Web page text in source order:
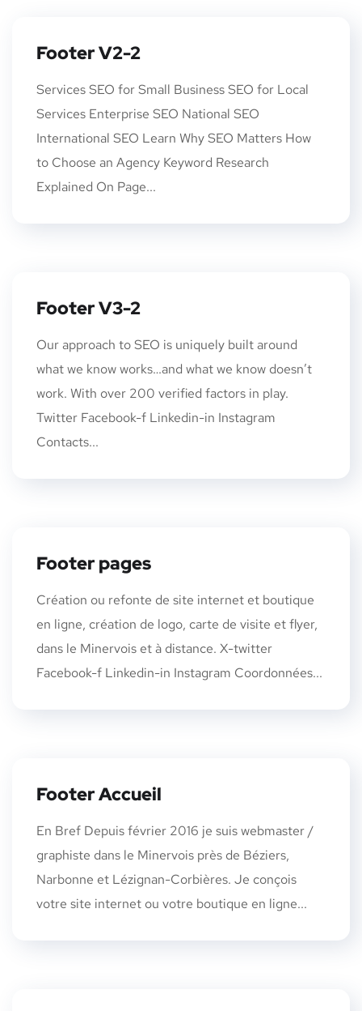
Footer V2-2
Services SEO for Small Business SEO for Local
Services Enterprise SEO National SEO
International SEO Learn Why SEO Matters How
to Choose an Agency Keyword Research
Explained On Page...
Footer V3-2
Our approach to SEO is uniquely built around
what we know works…and what we know doesn’t
work. With over 200 verified factors in play.
Twitter Facebook-f Linkedin-in Instagram
Contacts...
Footer pages
Création ou refonte de site internet et boutique
en ligne, création de logo, carte de visite et flyer,
dans le Minervois et à distance. X-twitter
Facebook-f Linkedin-in Instagram Coordonnées...
Footer Accueil
En Bref Depuis février 2016 je suis webmaster /
graphiste dans le Minervois près de Béziers,
Narbonne et Lézignan-Corbières. Je conçois
votre site internet ou votre boutique en ligne...